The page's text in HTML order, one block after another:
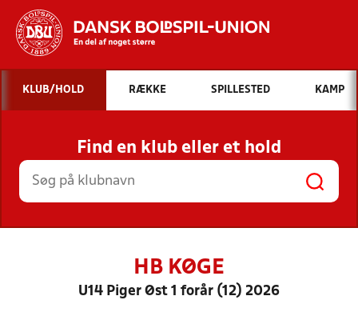
Hvad vil du søge efter?
INDHOLD OG NYHEDER
STILLINGER, RESULTATER, KLUBBER OG
HOLD
KLUB/HOLD RÆKKE SPILLESTED KAMP
Find en klub eller et hold
HB KØGE
U14 Piger Øst 1 forår (12) 2026